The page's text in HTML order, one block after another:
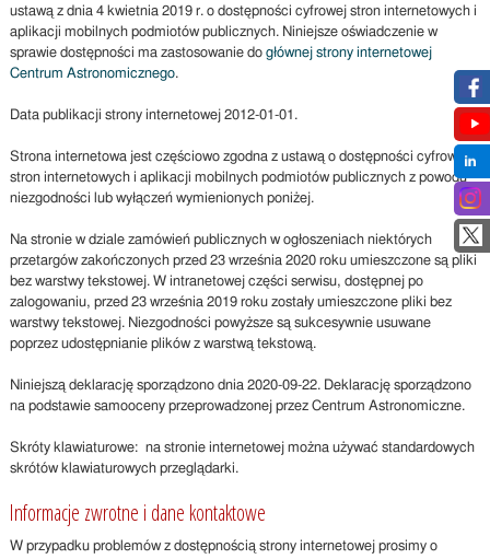
ustawą z dnia 4 kwietnia 2019 r. o dostępności cyfrowej stron internetowych i
aplikacji mobilnych podmiotów publicznych. Niniejsze oświadczenie w
sprawie dostępności ma zastosowanie do głównej strony internetowej
Centrum Astronomicznego.
Data publikacji strony internetowej 2012-01-01.
Strona internetowa jest częściowo zgodna z ustawą o dostępności cyfrowej
stron internetowych i aplikacji mobilnych podmiotów publicznych z powodu
niezgodności lub wyłączeń wymienionych poniżej.
Na stronie w dziale zamówień publicznych w ogłoszeniach niektórych
przetargów zakończonych przed 23 września 2020 roku umieszczone są pliki
bez warstwy tekstowej. W intranetowej części serwisu, dostępnej po
zalogowaniu, przed 23 września 2019 roku zostały umieszczone pliki bez
warstwy tekstowej. Niezgodności powyższe są sukcesywnie usuwane
poprzez udostępnianie plików z warstwą tekstową.
Niniejszą deklarację sporządzono dnia 2020-09-22. Deklarację sporządzono
na podstawie samooceny przeprowadzonej przez Centrum Astronomiczne.
Skróty klawiaturowe: na stronie internetowej można używać standardowych
skrótów klawiaturowych przeglądarki.
Informacje zwrotne i dane kontaktowe
W przypadku problemów z dostępnością strony internetowej prosimy o